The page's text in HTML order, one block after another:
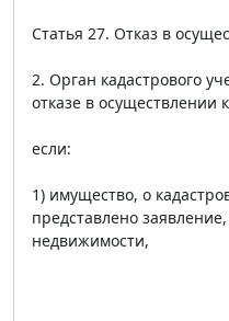
Статья 27. Отказ в
2. Орган кадастрового
отказе в осуществлении
если:
1) имущество, о
представлено
недвижимости,